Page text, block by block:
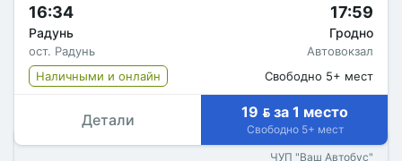
16:34
Радунь
ост. Радунь
17:59
Гродно
Автовокзал
Наличными и онлайн
Свободно 5+ мест
Детали 19  за 1 место
Свободно 5+ мест
ЧУП "Ваш Автобус"